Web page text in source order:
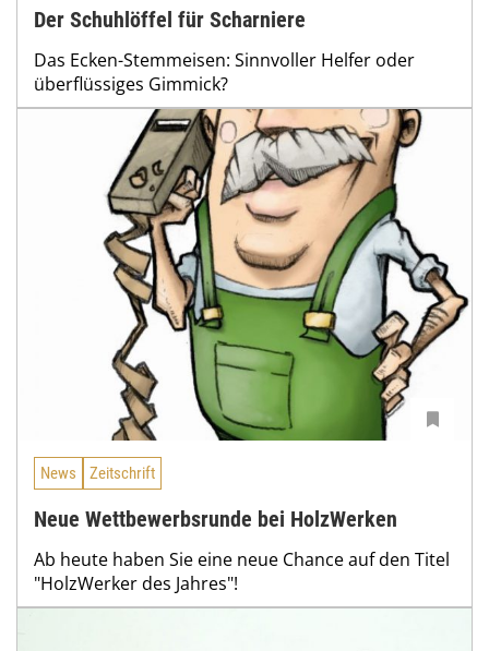
Der Schuhlöffel für Scharniere
Das Ecken-Stemmeisen: Sinnvoller Helfer oder
überflüssiges Gimmick?
News Zeitschrift
Neue Wettbewerbsrunde bei HolzWerken
Ab heute haben Sie eine neue Chance auf den Titel
"HolzWerker des Jahres"!